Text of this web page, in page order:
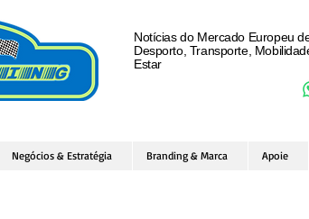
Notícias do Mercado Europeu
Desporto, Transporte,
Estar
Negócios & Estratégia Branding & Marca Apoie